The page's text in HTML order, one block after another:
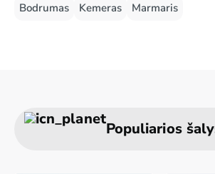
Bodrumas
Kemeras Marmaris
Populiarios